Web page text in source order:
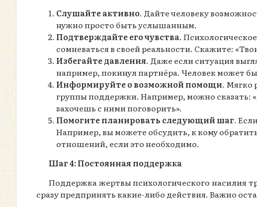
Слушайте активно. Дайте человеку
нужно просто быть услышанным.
Подтверждайте его чувства.
сомневаться в своей реальности. Скажите:
Избегайте давления. Даже если ситуация
например, покинул партнёра. Человек может
Информируйте о возможной помощи. Мягко
группы поддержки. Например, можно сказать:
захочешь с ними поговорить».
Помогите планировать следующий шаг.
Например, вы можете обсудить, к кому
отношений, если это необходимо.
Шаг 4: Постоянная поддержка
Поддержка жертвы психологического насилия
сразу предпринять какие-либо действия. Важно